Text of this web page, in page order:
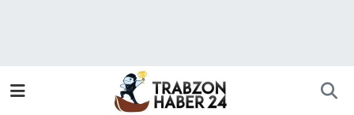
Hava Durumu